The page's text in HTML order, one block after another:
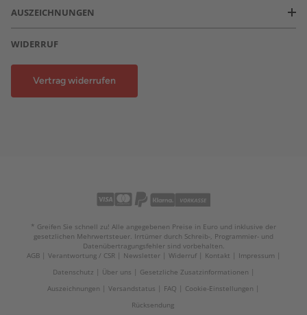
AUSZEICHNUNGEN
WIDERRUF
Vertrag widerrufen
* Greifen Sie schnell zu! Alle angegebenen Preise in Euro und inklusive der
gesetzlichen Mehrwertsteuer. Irrtümer durch Schreib-, Programmier- und
Datenübertragungsfehler sind vorbehalten.
AGB
Verantwortung / CSR Newsletter Widerruf Kontakt
Impressum
Datenschutz
Über uns
Gesetzliche Zusatzinformationen
Auszeichnungen
Versandstatus FAQ
Cookie-Einstellungen
Rücksendung